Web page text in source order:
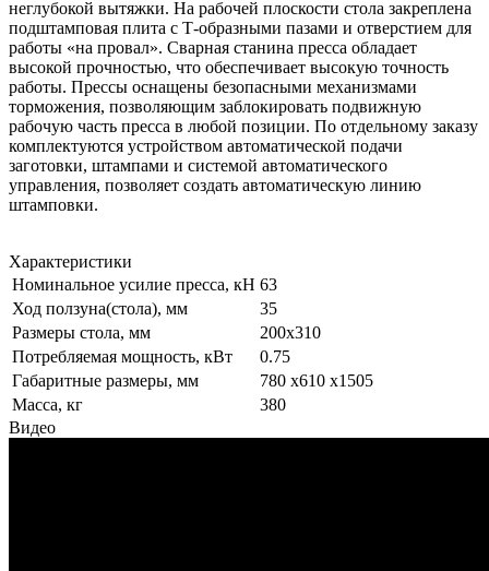
неглубокой вытяжки. На рабочей плоскости стола закреплена
подштамповая плита с Т-образными пазами и отверстием для
работы «на провал». Сварная станина пресса обладает
высокой прочностью, что обеспечивает высокую точность
работы. Прессы оснащены безопасными механизмами
торможения, позволяющим заблокировать подвижную
рабочую часть пресса в любой позиции. По отдельному заказу
комплектуются устройством автоматической подачи
заготовки, штампами и системой автоматического
управления, позволяет создать автоматическую линию
штамповки.
Характеристики
Номинальное усилие пресса, кН 63
Ход ползуна(стола), мм
35
Размеры стола, мм
200x310
Потребляемая мощность, кВт
0.75
Габаритные размеры, мм
780 х610 х1505
Масса, кг
380
Видео